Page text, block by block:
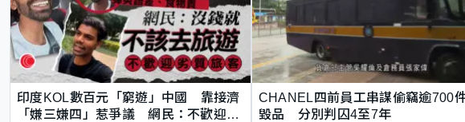
印度KOL數百元「窮遊」中國 靠接濟
「嫌三嫌四」惹爭議 網民：不歡迎劣
CHANEL四前員工串謀偷竊逾700
毀品 分別判囚4至7年